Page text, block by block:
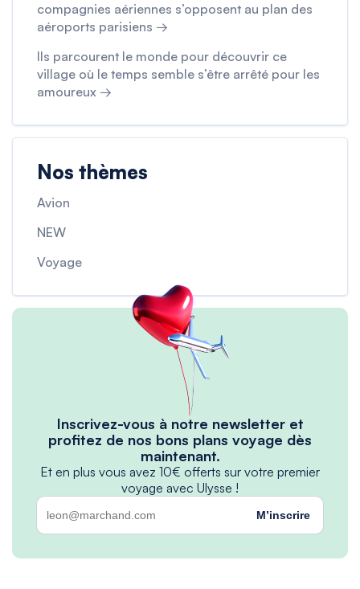
compagnies aériennes s’opposent au plan des
aéroports parisiens →
Ils parcourent le monde pour découvrir ce
village où le temps semble s’être arrêté pour les
amoureux →
Nos thèmes
Avion
NEW
Voyage
Inscrivez-vous à notre newsletter et
profitez de nos bons plans voyage dès
maintenant.
Et en plus vous avez 10€ offerts sur votre premier
voyage avec Ulysse !
M’inscrire